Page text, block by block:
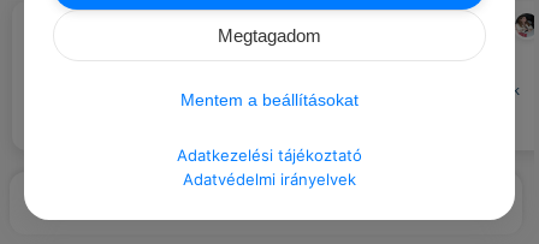
#JÓ TUDNI
Nem kényszeríthetnek arra, hogy
találkozókon a munkaidődön
STEPHENIE MEYER
Ha sikerülne palackoznunk a
tömegpusztító fegyverre tennénk
Megtagadom
Mentem a beállításokat
Adatkezelési tájékoztató
Adatvédelmi irányelvek